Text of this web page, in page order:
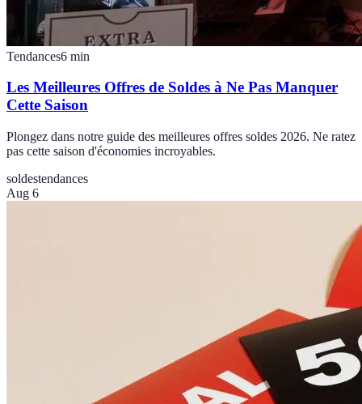
Tendances6 min
Les Meilleures Offres de Soldes à Ne Pas Manquer
Cette Saison
Plongez dans notre guide des meilleures offres soldes 2026. Ne ratez
pas cette saison d'économies incroyables.
soldestendances
Aug 6